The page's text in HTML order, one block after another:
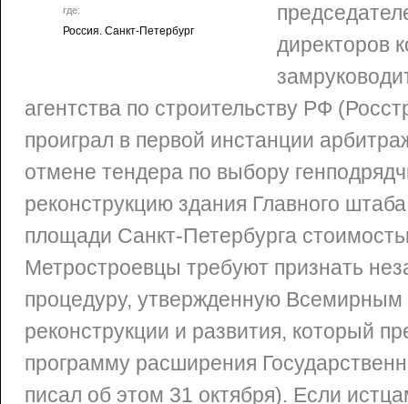
где:
Россия. Санкт-Петербург
директоров
агентства по строительству РФ
проиграл в первой инстанции
отмене тендера по выбору
реконструкцию здания Главного
площади Санкт-Петербурга
Метростроевцы требуют признать
процедуру, утвержденную Всемирным
реконструкции и развития, который
программу расширения
писал об этом 31 октября). Если